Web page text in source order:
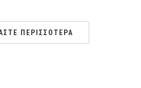
ΠΕΡΙΣΣΟΤΕΡΑ